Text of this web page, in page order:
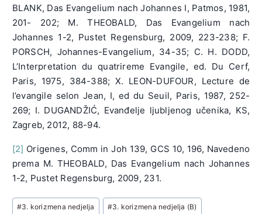
BLANK, Das Evangelium nach Johannes I, Patmos, 1981,
201- 202; M. THEOBALD, Das Evangelium nach
Johannes 1-2, Pustet Regensburg, 2009, 223-238; F.
PORSCH, Johannes-Evangelium, 34-35; C. H. DODD,
L’Interpretation du quatrireme Evangile, ed. Du Cerf,
Paris, 1975, 384-388; X. LEON-DUFOUR, Lecture de
l’evangile selon Jean, I, ed du Seuil, Paris, 1987, 252-
269; I. DUGANDŽIĆ, Evanđelje ljubljenog učenika, KS,
Zagreb, 2012, 88-94.
[2] Origenes, Comm in Joh 139, GCS 10, 196, Navedeno
prema M. THEOBALD, Das Evangelium nach Johannes
1-2, Pustet Regensburg, 2009, 231.
Post
#3. korizmena nedjelja #3. korizmena nedjelja (B)